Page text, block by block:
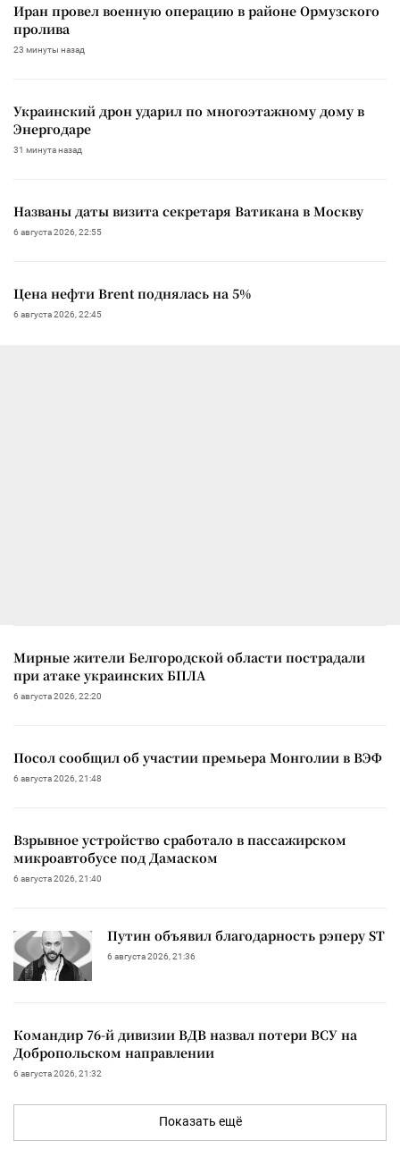
Иран провел военную операцию в районе Ормузского
пролива
23 минуты назад
Украинский дрон ударил по многоэтажному дому в
Энергодаре
31 минута назад
Названы даты визита секретаря Ватикана в Москву
6 августа 2026, 22:55
Цена нефти Brent поднялась на 5%
6 августа 2026, 22:45
Мирные жители Белгородской области пострадали
при атаке украинских БПЛА
6 августа 2026, 22:20
Посол сообщил об участии премьера Монголии в ВЭФ
6 августа 2026, 21:48
Взрывное устройство сработало в пассажирском
микроавтобусе под Дамаском
6 августа 2026, 21:40
Путин объявил благодарность рэперу ST
6 августа 2026, 21:36
Командир 76-й дивизии ВДВ назвал потери ВСУ на
Добропольском направлении
6 августа 2026, 21:32
Показать ещё